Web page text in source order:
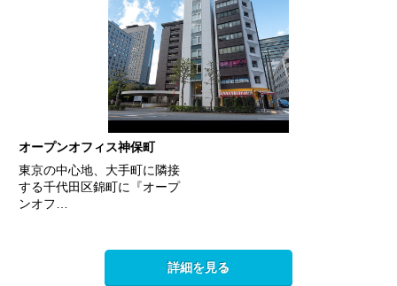
オープンオフィス神保町
東京の中心地、大手町に隣接
する千代田区錦町に『オープ
ンオフ…
詳細を見る